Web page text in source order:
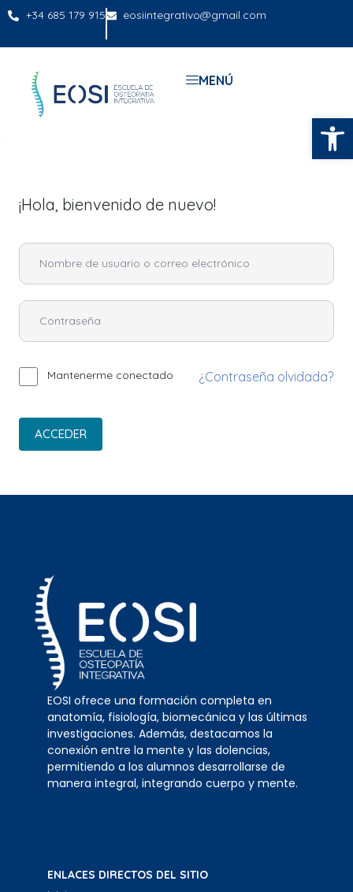
+34 685 179 915 eosiintegrativo@gmail.com
MENÚ
¡Hola, bienvenido de nuevo!
Mantenerme conectado ¿Contraseña olvidada?
ACCEDER
EOSI ofrece una formación completa en
anatomía, fisiología, biomecánica y las últimas
investigaciones. Además, destacamos la
conexión entre la mente y las dolencias,
permitiendo a los alumnos desarrollarse de
manera integral, integrando cuerpo y mente.
ENLACES DIRECTOS DEL SITIO